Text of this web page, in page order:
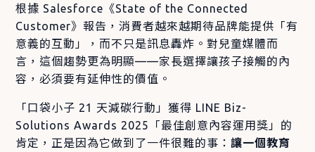
根據 Salesforce《State of the Connected
Customer》報告，消費者越來越期待品牌能提供「有
意義的互動」，而不只是訊息轟炸。對兒童媒體而
言，這個趨勢更為明顯——家長選擇讓孩子接觸的內
容，必須要有延伸性的價值。
「口袋小子 21 天減碳行動」獲得 LINE Biz-
Solutions Awards 2025「最佳創意內容運用獎」的
肯定，正是因為它做到了一件很難的事：讓一個教育